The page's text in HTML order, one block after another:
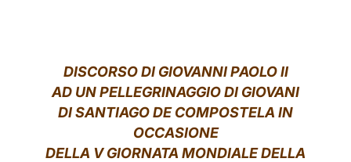
中文
LATINE
DISCORSO DI GIOVANNI PAOLO II
AD UN PELLEGRINAGGIO DI GIOVANI
DI SANTIAGO DE COMPOSTELA IN
OCCASIONE
DELLA V GIORNATA MONDIALE DELLA